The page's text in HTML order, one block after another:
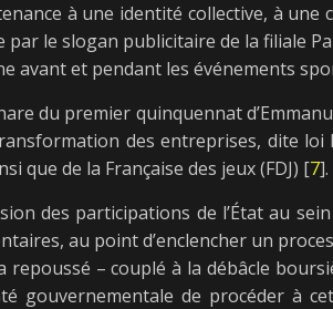
à une identité collective, à
par le slogan publicitaire de la filiale
avant et pendant les événements
du premier quinquennat
des entreprises, dite loi
que de la Française des jeux (FDJ) [7].
des participations de l’État au
au point d’enclencher un
repoussé – couplé à la débâcle
gouvernementale de procéder à